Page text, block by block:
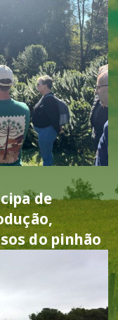
de
do pinhão